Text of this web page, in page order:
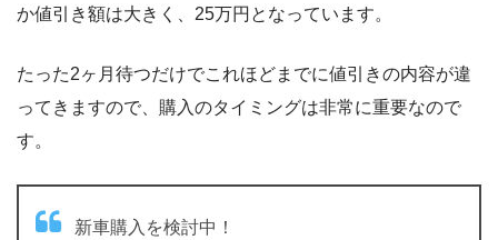
か値引き額は大きく、25万円となっています。
たった2ヶ月待つだけでこれほどまでに値引きの内容が違
ってきますので、購入のタイミングは非常に重要なので
す。
新車購入を検討中！